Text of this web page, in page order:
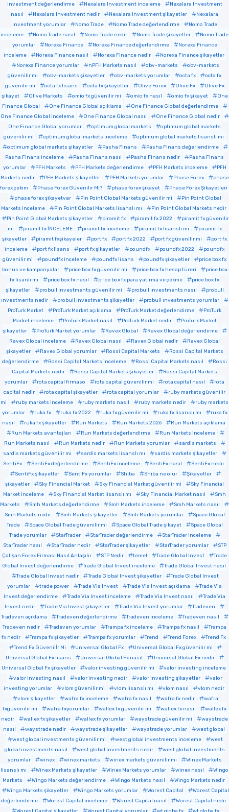
Investment değerlendirme
Nexalara Investment inceleme
Nexalara Investment
nasıl
Nexalara Investment nedir Nexalara Investment şikayetler
Nexalara
Investment yorumlar
Nomo Trade Nomo Trade değerlendirme
Nomo Trade
inceleme
Nomo Trade nasıl Nomo Trade nedir Nomo Trade şikayetler
Nomo Trade
yorumlar
Norexa Finance Norexa Finance değerlendirme
Norexa Finance
inceleme
Norexa Finance nasıl Norexa Finance nedir
Norexa Finance şikayetler
Norexa Finance yorumlar
nPFH Markets nasıl obv-markets
obv-markets
güvenilir mi
obv-markets şikayetler obv-markets yorumlar octa fx
octa fx
güvenilir mi
octa fx lisans octa fx şikayetler Olive Forex Olive Fx
Olive Fx
şikayet
Olive Markets omio fx güvenilir mi omio fx nasıl omio fx şikayet
One
Finance Global
One Finance Global açıklama
One Finance Global değerlendirme
One Finance Global inceleme
One Finance Global nasıl
One Finance Global nedir
One Finance Global yorumlar
optimum global markets
optimum global markets
güvenilir mi
optimum global markets inceleme
optimum global markets lisanslı mı
optimum global markets şikayetler
Pasha Finans
Pasha Finans değerlendirme
Pasha Finans inceleme
Pasha Finans nasıl Pasha Finans nedir
Pasha Finans
yorumlar
PFH Markets PFH Markets değerlendirme PFH Markets inceleme
PFH
Markets nedir
PFH Markets şikayetler PFH Markets yorumlar Phase Forex
phase
forex çekim
Phase Forex Güvenilir Mi? phase forex şikayet
Phase Forex Şikayetleri
phase forex şikayetvar
Pin Point Global Markets güvenilir mi
Pin Point Global
Markets inceleme
Pin Point Global Markets lisanslı mı
Pin Point Global Markets nedir
Pin Point Global Markets şikayetler
piramit fx piramit fx 2022
piramit fx güvenilir
mi
piramit fx İNCELEME piramit fx inceleme piramit fx lisanslı mı
piramit fx
şikayetler
piramit fxşikayeler port fx port fx 2022 port fx güvenilir mi
port fx
inceleme
port fx lisans port fx şikayetler poundfx poundfx 2022
poundfx
güvenilir mi
poundfx inceleme poundfx lisans poundfx şikayetler
price box fx
bonus ve kampanyalar
price box fx güvenilir mi price box fx hesap türeri
price box
fx lisanlı mı
price box fx nasıl price box fx para yatırma ve çekme
price box fx
şikayetler
probull ınvestments güvenilir mi probull ınvestments nasıl
probull
ınvestments nedir
probull ınvestments şikayetler
probull ınvestments yorumlar
ProTurk Market
ProTurk Market açıklama ProTurk Market değerlendirme
ProTurk
Market inceleme
ProTurk Market nasıl ProTurk Market nedir
ProTurk Market
şikayetler
ProTurk Market yorumlar Ravex Global
Ravex Global değerlendirme
Ravex Global inceleme
Ravex Global nasıl Ravex Global nedir
Ravex Global
şikayetler
Ravex Global yorumlar Rossi Capital Markets
Rossi Capital Markets
değerlendirme
Rossi Capital Markets inceleme Rossi Capital Markets nasıl
Rossi
Capital Markets nedir
Rossi Capital Markets şikayetler
Rossi Capital Markets
yorumlar
rota capital firmaso rota capital güvenilir mi rota capital nasıl
rota
capital nedir
rota capital şikayetler rota capital yorumlar
ruby markets güvenilir
mi
ruby markets inceleme ruby markets nasıl ruby markets nedir
ruby markets
yorumlar
ruka fx ruka fx 2022 ruka fx güvenilir mi ruka fx lisanslı mı
ruka fx
nasıl
ruka fx şikayetler Run Markets Run Markets 2026
Run Markets açıklama
Run Markets avantajları
Run Markets değerlendirme
Run Markets inceleme
Run Markets nasıl
Run Markets nedir Run Markets yorumlar
sardis markets
sardis markets güvenilir mi
sardis markets lisanslı mı
sardis markets şikayetler
SentiFx
SentiFx değerlendirme SentiFx inceleme SentiFx nasıl
SentiFx nedir
SentiFx şikayetler
SentiFx yorumlar Shiba Shiba ne olur
Şikayetler
şikayetler
Sky Financial Market Sky Financial Market güvenilir mi
Sky Financial
Market inceleme
Sky Financial Market lisanslı mı Sky Financial Market nasıl
Smh
Markets
Smh Markets değerlendirme Smh Markets inceleme
Smh Markets nasıl
Smh Markets nedir
Smh Markets şikayetler Smh Markets yorumlar
Space Global
Trade
Space Global Trade güvenilir mi Space Global Trade şikayet
Space Global
Trade yorumlar
StarTrader StarTrader değerlendirme
StarTrader inceleme
StarTrader nasıl
StarTrader nedir StarTrader şikayetler StarTrader yorumlar
STP
Çalışan Forex Firması Nasıl Anlaşılır
STP Nedir temel Trade Global Invest
Trade
Global Invest değerlendirme
Trade Global Invest inceleme
Trade Global Invest nasıl
Trade Global Invest nedir
Trade Global Invest şikayetler
Trade Global Invest
yorumlar
trade power Trade Via Invest Trade Via Invest açıklama
Trade Via
Invest değerlendirme
Trade Via Invest inceleme Trade Via Invest nasıl
Trade Via
Invest nedir
Trade Via Invest şikayetler Trade Via Invest yorumlar
Tradeven
Tradeven açıklama
Tradeven değerlendirme Tradeven inceleme
Tradeven nasıl
Tradeven nedir
Tradeven yorumlar Trampa fx inceleme Trampa fx nasıl
Trampa
fx nedir
Trampa fx şikayetler Trampa fx yorumlar Trend Trend Forex
Trend Fx
Trend Fx Güvenilİr Mi
Universal Global Fx
Universal Global Fx güvenilir mi
Universal Global Fx lisans
Universal Global Fx nasıl
Universal Global Fx nedir
Universal Global Fx şikayetler
valor investing güvenilir mi
valor investing inceleme
valor investing nasıl
valor investing nedir valor investing şikayetler
valor
investing yorumlar
vlom güvenilir mi vlom lisanslı mı vlom nasıl
vlom nedir
vlom şikayetler
wafra fx inceleme wafra fx nasıl wafra fx nedir
wafra
fxgüvenilir mi
wafra fxyorumlar wallex fx güvenilir mi wallex fx nasıl
wallex fx
nedir
wallex fx şikayetler wallex fx yorumlar waystrade güvenilir mi
waystrade
nasıl
waystrade nedir waystrade şikayetler waystrade yorumlar
west global
west global investments güvenilir mi
west global investments inceleme
west
global investments nasıl
west global investments nedir
west global investments
yorumlar
winex winex markets winex markets güvenilir mi
Winex Markets
lisanslı mı
Winex Markets şikayetler Winex Markets yorumlar winex nasıl
Wingo
Markets
Wingo Markets değerlendirme Wingo Markets nasıl
Wingo Markets nedir
Wingo Markets şikayetler
Wingo Markets yorumlar Worest Capital
Worest Capital
değerlendirme
Worest Capital inceleme Worest Capital nasıl
Worest Capital nedir